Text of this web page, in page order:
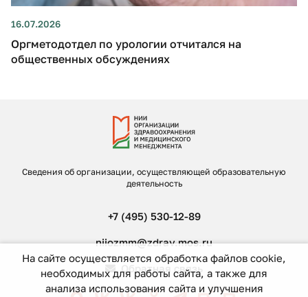
16.07.2026
Оргметодотдел по урологии отчитался на
общественных обсуждениях
Сведения об организации, осуществляющей образовательную
деятельность
+7 (495) 530-12-89
niiozmm@zdrav.mos.ru
Обратная связь
На сайте осуществляется обработка файлов cookie,
необходимых для работы сайта, а также для
анализа использования сайта и улучшения